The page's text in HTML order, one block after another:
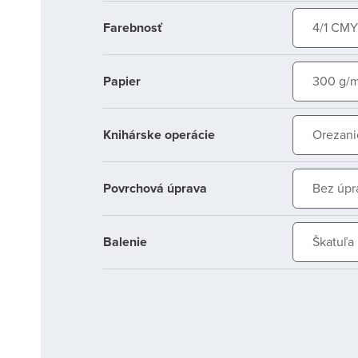
Farebnosť 4/1
Papier 300 g/
Knihárske operácie
Povrchová úprava Bez
Balenie Škatuľa